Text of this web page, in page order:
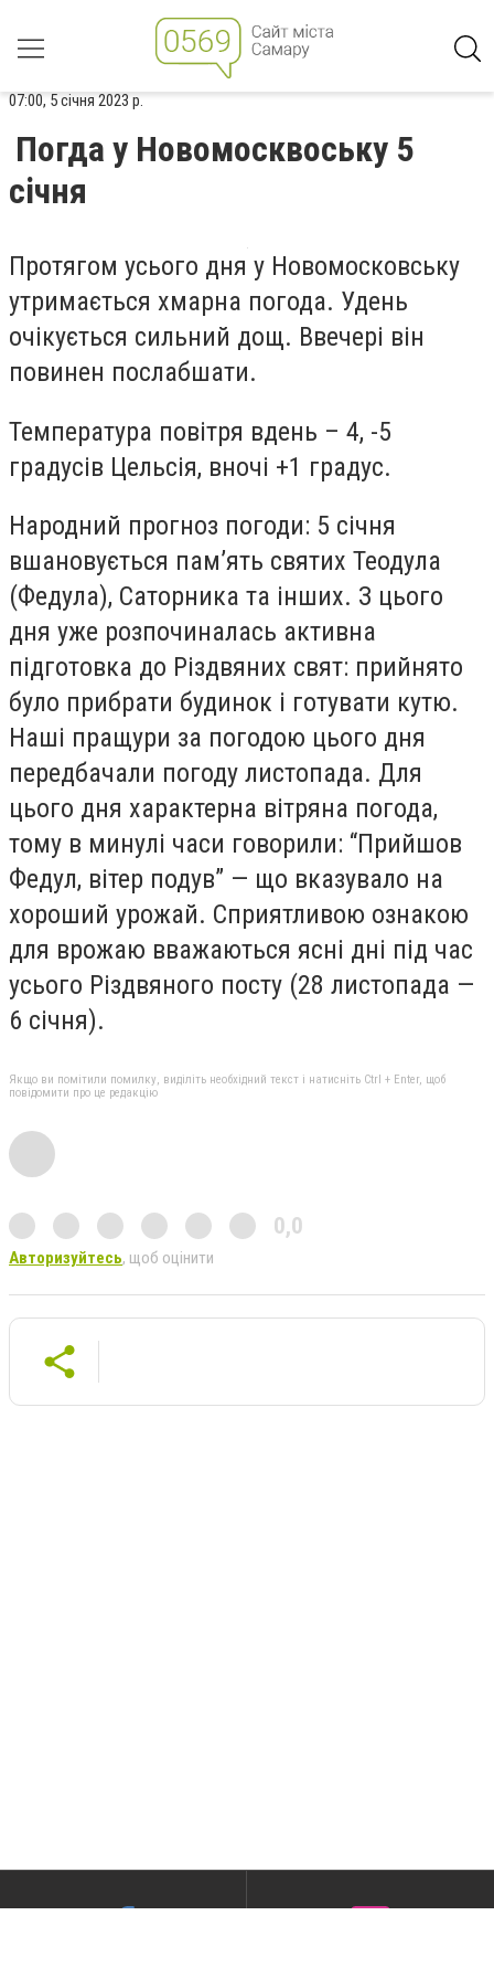
07:00, 5 січня 2023 р.
Погда у Новомосквоську 5
січня
Протягом усього дня у Новомосковську
утримається хмарна погода. Удень
очікується сильний дощ. Ввечері він
повинен послабшати.
Температура повітря вдень – 4, -5
градусів Цельсія, вночі +1 градус.
Народний прогноз погоди: 5 січня
вшановується пам’ять святих Теодула
(Федула), Саторника та інших. З цього
дня уже розпочиналась активна
підготовка до Різдвяних свят: прийнято
було прибрати будинок і готувати кутю.
Наші пращури за погодою цього дня
передбачали погоду листопада. Для
цього дня характерна вітряна погода,
тому в минулі часи говорили: “Прийшов
Федул, вітер подув” — що вказувало на
хороший урожай. Сприятливою ознакою
для врожаю вважаються ясні дні під час
усього Різдвяного посту (28 листопада —
6 січня).
Якщо ви помітили помилку, виділіть необхідний текст і натисніть Ctrl + Enter, щоб
повідомити про це редакцію
0,0
Авторизуйтесь, щоб оцінити